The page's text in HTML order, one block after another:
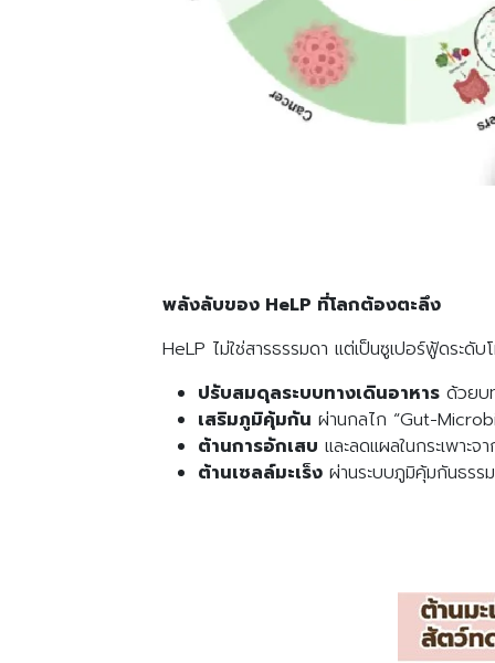
พลังลับของ HeLP ที่โลกต้องตะลึง
HeLP ไม่ใช่สารธรรมดา แต่เป็นซูเปอร์ฟู้ดระดับ
ปรับสมดุลระบบทางเดินอาหาร ด้วยบ
เสริมภูมิคุ้มกัน ผ่านกลไก “Gut-
ต้านการอักเสบ และลดแผลในกระเพาะ
ต้านเซลล์มะเร็ง ผ่านระบบภูมิคุ้มกันธรร